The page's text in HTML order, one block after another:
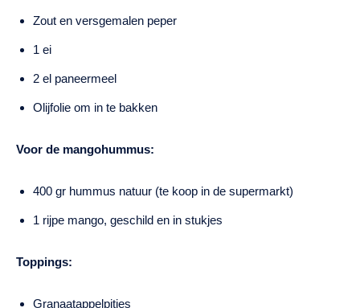
Zout en versgemalen peper
1 ei
2 el paneermeel
Olijfolie om in te bakken
Voor de mangohummus:
400 gr hummus natuur (te koop in de supermarkt)
1 rijpe mango, geschild en in stukjes
Toppings:
Granaatappelpitjes